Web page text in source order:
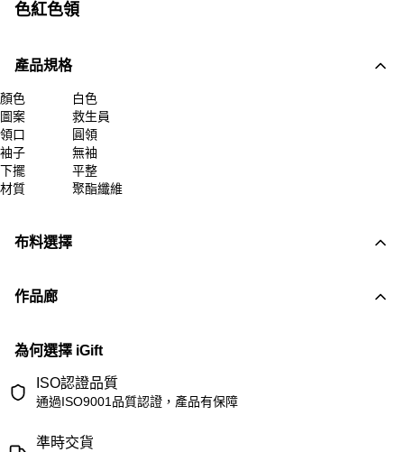
色紅色領
產品規格
顏色
白色
圖案
救生員
領口
圓領
袖子
無袖
下擺
平整
材質
聚酯纖維
布料選擇
作品廊
為何選擇 iGift
ISO認證品質
通過ISO9001品質認證，產品有保障
準時交貨